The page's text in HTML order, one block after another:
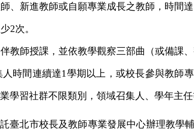
、新進教師或自願專業成長之教師，時間達
2次。
教師授課，並依教學觀察三部曲（或備課
時間連續達1 學期以上，或校長參與教師
學習社群不限類別，領域召集人、學年主任
臺北市校長及教師專業發展中心辦理教學